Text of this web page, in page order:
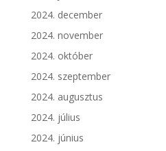
2024. december
2024. november
2024. október
2024. szeptember
2024. augusztus
2024. július
2024. június